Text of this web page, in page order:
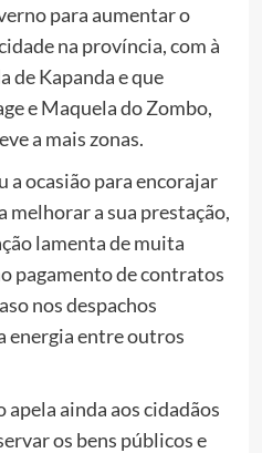
para aumentar o
na província, com à
de Kapanda e que
e Maquela do Zombo,
a mais zonas.
ocasião para encorajar
melhorar a sua prestação,
lamenta de muita
pagamento de contratos
nos despachos
energia entre outros
ainda aos cidadãos
os bens públicos e